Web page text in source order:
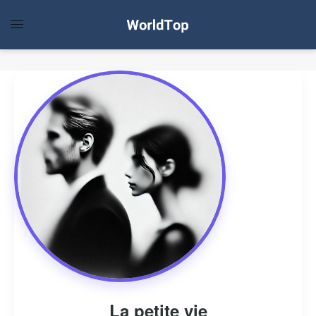
La petite vie